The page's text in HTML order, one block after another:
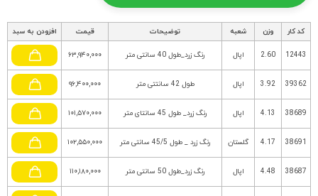
کد کار وزن شعبه توضیحات قیمت افزودن به سبد
12443
2.60 اپال رنگ زرد_طول 40 سانتی متر ۶۳,۹۴۰,۰۰۰
39362
3.92 اپال طول 42 سانتتی متر ۹۶,۴۰۰,۰۰۰
38689
4.13 اپال رنگ زرد_ طول 45 سانتای متر ۱۰۱,۵۷۰,۰۰۰
38691
4.17 گلستان رنگ زرد _ طول 45/5 سانتی متر ۱۰۲,۵۵۰,۰۰۰
38687
4.48 اپال رنگ زرد_طول 50 سانتی متر ۱۱۰,۱۸۰,۰۰۰